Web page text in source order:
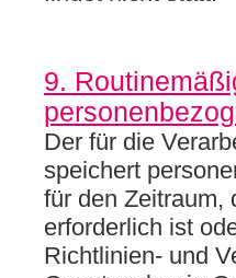
9.
Der für die
speichert
für den Zeitraum,
erforderlich ist
Richtlinien- und